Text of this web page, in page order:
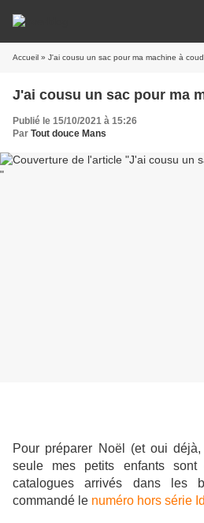
Accueil » J'ai cousu un sac pour ma machine à
J'ai cousu un sac pour ma
Publié le 15/10/2021 à 15:26
Par Tout douce Mans
Pour préparer Noël (et oui
seule mes petits enfants
catalogues arrivés dans les
commandé le numéro hors série